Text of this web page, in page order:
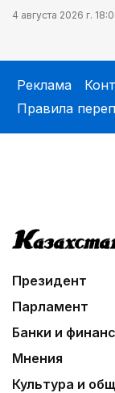
4 августа 2026 г.
Реклама
Правила
Президент
Парламент
Банки и
Мнения
Культура и